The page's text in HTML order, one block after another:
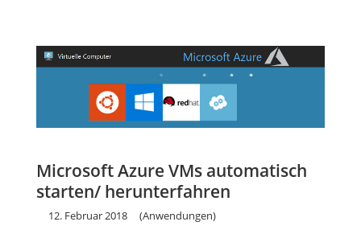
Microsoft Azure VMs automatisch
starten/ herunterfahren
12. Februar 2018 (Anwendungen)